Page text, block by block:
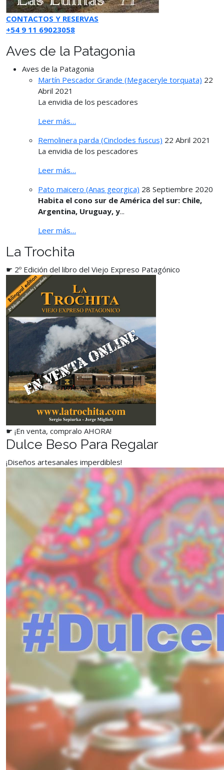
CONTACTOS Y RESERVAS
+54 9 11 69023058
Aves de la Patagonia
Aves de la Patagonia
Martín Pescador Grande (Megaceryle torquata) 22
Abril 2021
La envidia de los pescadores
Leer más…
Remolinera parda (Cinclodes fuscus) 22 Abril 2021
La envidia de los pescadores
Leer más…
Pato maicero (Anas georgica) 28 Septiembre 2020
Habita el cono sur de América del sur: Chile,
Argentina, Uruguay, y...
Leer más…
La Trochita
☛ 2º Edición del libro del Viejo Expreso Patagónico
☛ ¡En venta, compralo AHORA!
Dulce Beso Para Regalar
¡Diseños artesanales imperdibles!